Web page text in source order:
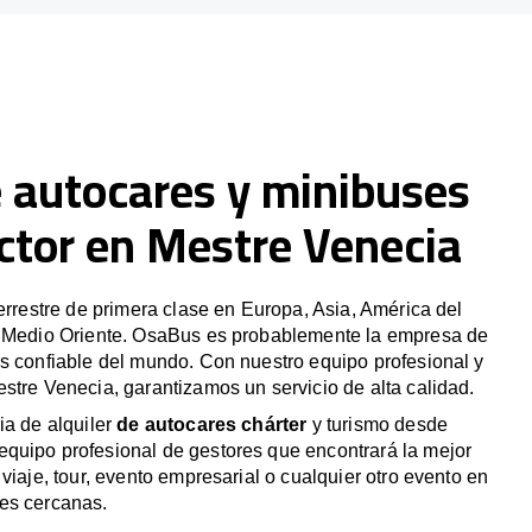
y minibuses
en Mestre Venecia
de primera clase en Europa, Asia, América del
Oriente. OsaBus es probablemente la empresa de
confiable del mundo. Con nuestro equipo profesional y
Venecia, garantizamos un servicio de alta calidad.
de alquilerde autocares chárter y turismo desde
profesional de gestores que encontrará la mejor
tour, evento empresarial o cualquier otro evento en
cercanas.